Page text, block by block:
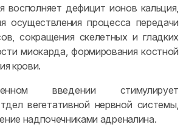
восполняет дефицит ионов кальция,
осуществления процесса передачи
сокращения скелетных и гладких
миокарда, формирования костной
крови.
введении стимулирует
вегетативной нервной системы,
надпочечниками адреналина.